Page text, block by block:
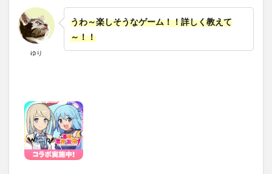
ゆり
うわ～楽しそうなゲーム！！詳しく教えて
～！！